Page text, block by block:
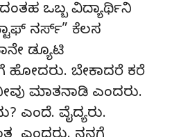
ಒಬ್ಬ ವಿದ್ಯಾರ್ಥಿನಿ
ನರ್ಸ್” ಕೆಲಸ
ಡ್ಯೂಟಿ
ಹೋದರು. ಬೇಕಾದರೆ ಕರೆ
ಮಾತನಾಡಿ ಎಂದರು.
ಎಂದೆ. ವೈದ್ಯರು.